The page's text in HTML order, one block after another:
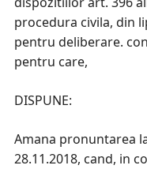
procedura civila, din
pentru deliberare.
pentru care,
DISPUNE:
Amana pronuntarea
28.11.2018, cand, in